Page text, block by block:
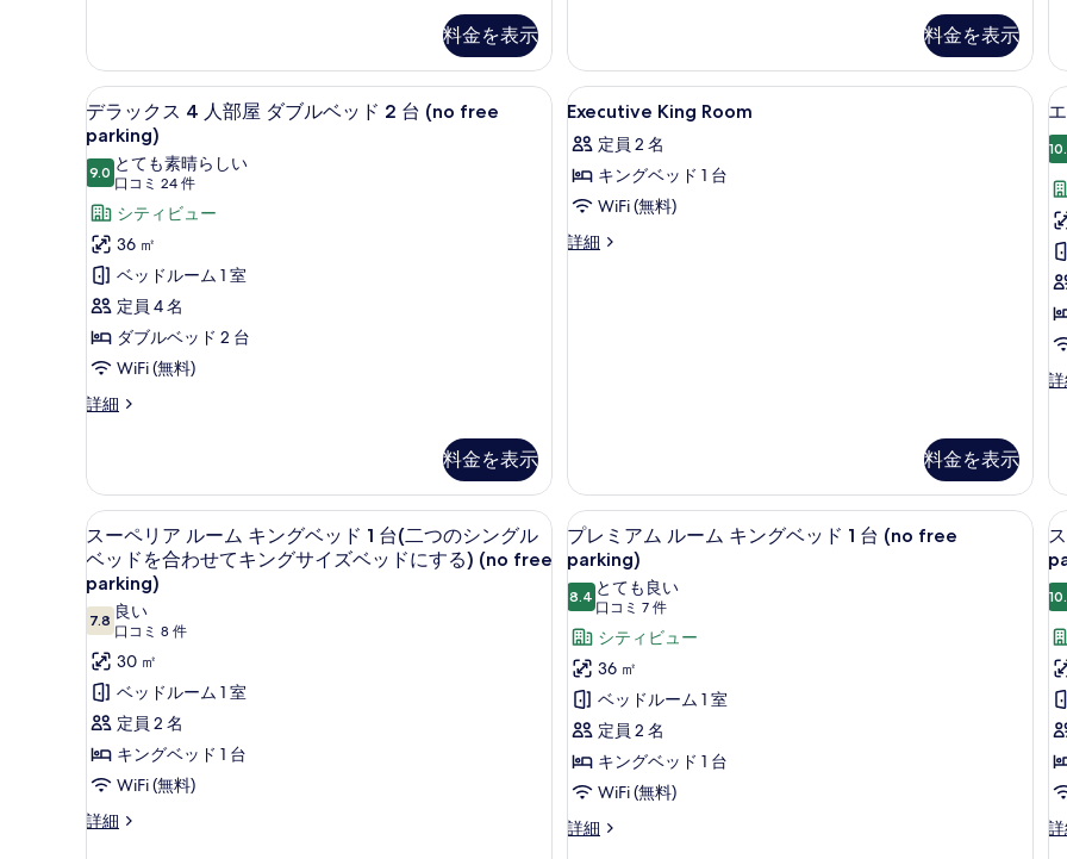
の
写
真
を
表
示
す
る
細
詳
細
ゼ
ク
テ
ィ
ブ
フ
ロ
ア
(Executive,
no
free
parking)
べ
て
の
写
真
を
表
示
す
る
ダ
ブ
ル
ル
ー
ム
エ
グ
ゼ
ク
テ
ィ
ブ
フ
ア
(Executive,
no
の
細
料金を表示
free
parking)
の
す
べ
て
の
ダ
ブ
ル
ー
ム
(Executive,
no
free
parking)
料金を表示
1
ス
ス
イ
ト
ン
グ
ベ
ッ
ド
台
ク
ブ
利
用
可
詳
細
デ
ラ
ッ
ク
ス
4
人
部
屋
ダ
ブ
ッ
ド
2
台
(no
free
parking)
の
す
べ
て
の
8
デラックス 4 人部屋 ダブルベッド 2 台 (no free
parking)
9.010 点中 9.0
とても素晴らしい
口コミ 24 件
(口
コ
ミ
24
件)
シティビュー
36 ㎡
ベッドルーム 1 室
定員 4 名
ダブルベッド 2 台
WiFi (無料)
詳細
デ
ス
4
人
部
ダ
ブ
ル
ベ
ッ
ド
2
台
(no
free
parking)
の
料金を表示
Executive
King
Room
の
す
べ
す
る
高級寝具、ミニバー、セーフティボ
7
Executive King Room
定員 2 名
キングベッド 1 台
WiFi (無料)
詳細
Executive
料金を表示
エ
ィ
ブ
ス
イ
ー
ト
-
キ
ン
グ
サ
イ
ズ
の
詳
ス
ー
ペ
リ
ア
ル
ー
ム
キ
グ
高級寝具、ミニバー、セーフティボックス (室内)、デスク
11
スーペリア ルーム キングベッド 1 台(二つのシングル
ベッドを合わせてキングサイズベッドにする) (no free
parking)
7.810 点中 7.8
良い
口コミ 8 件
(口
コ
ミ
8
件)
30 ㎡
ベッドルーム 1 室
定員 2 名
キングベッド 1 台
WiFi (無料)
詳細
ス
プ
レ
ミ
ア
ム
ル
ー
ム
キ
ン
グ
高級寝具、ミニバー、セーフティボ
9
プレミアム ルーム キングベッド 1 台 (no free
parking)
8.410 点中 8.4
とても良い
口コミ 7 件
(口
コ
ミ
件)
シティビュー
36 ㎡
ベッドルーム 1 室
定員 2 名
キングベッド 1 台
WiFi (無料)
詳細
プ
ス